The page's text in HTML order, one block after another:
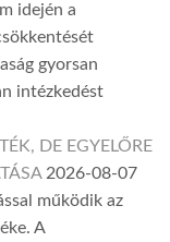
idején a
gyorsan
intézkedést
DE EGYELŐRE
2026-08-07
működik az
A